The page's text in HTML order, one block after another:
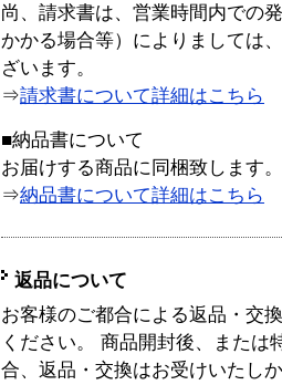
尚、請求書は、営業時間内での
かかる場合等）によりましては
ざいます。
⇒請求書について詳細はこちら
■納品書について
お届けする商品に同梱致します。
⇒納品書について詳細はこちら
返品について
お客様のご都合による返品・交
ください。 商品開封後、または
合、返品・交換はお受けいたし